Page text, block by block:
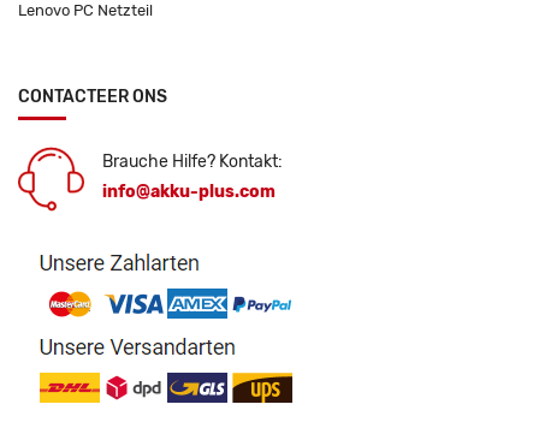
Lenovo PC Netzteil
CONTACTEER ONS
Brauche Hilfe? Kontakt:
info@akku-plus.com